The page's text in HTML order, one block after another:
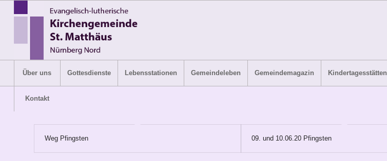
Über uns Gottesdienste Lebensstationen Gemeindeleben Gemeindemagazin Kindertagesstätten
Kontakt
Weg Pfingsten 09. und 10.06.20 Pfingsten